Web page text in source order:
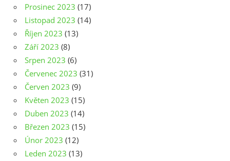
Prosinec 2023 (17)
Listopad 2023 (14)
Říjen 2023 (13)
Září 2023 (8)
Srpen 2023 (6)
Červenec 2023 (31)
Červen 2023 (9)
Květen 2023 (15)
Duben 2023 (14)
Březen 2023 (15)
Únor 2023 (12)
Leden 2023 (13)